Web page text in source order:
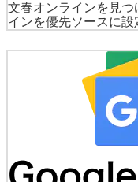
文春オンラインを見つ
インを優先ソースに設